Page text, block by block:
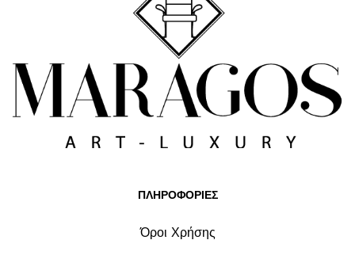
ΠΛΗΡΟΦΟΡΙΕΣ
Όροι Χρήσης